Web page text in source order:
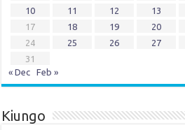
10
11 12 13
17
18 19 20
24
25 26 27
31
« Dec
Feb »
Kiungo